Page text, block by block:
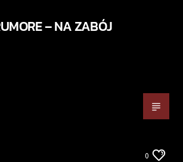
– NA ZABÓJ
0